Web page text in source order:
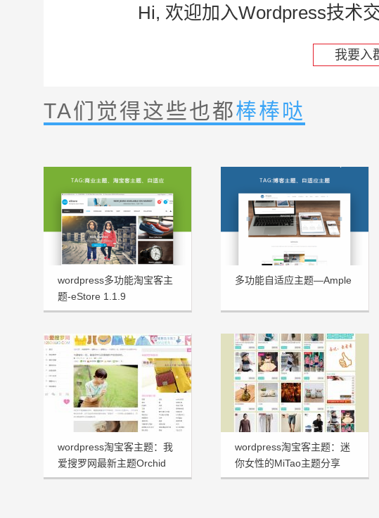
Hi, 欢迎加入Wordpress技术
我要入
TA们觉得这些也都棒棒哒
wordpress多功能淘宝客主
题-eStore 1.1.9
多功能自适应主题—Ample
wordpress淘宝客主题：我
爱搜罗网最新主题Orchid
v3.0主题分享
wordpress淘宝客主题：迷
你女性的MiTao主题分享